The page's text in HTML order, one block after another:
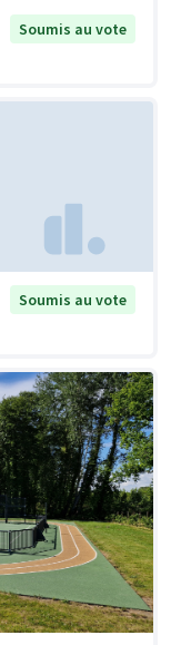
Soumis au vote
Soumis au vote